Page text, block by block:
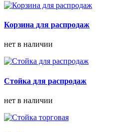
Корзина для распродаж
нет в наличии
Стойка для распродаж
нет в наличии